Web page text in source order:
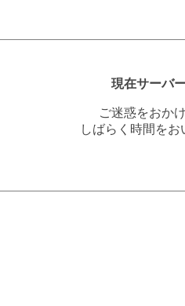
現在サーバ
ご迷惑をおか
しばらく時間を